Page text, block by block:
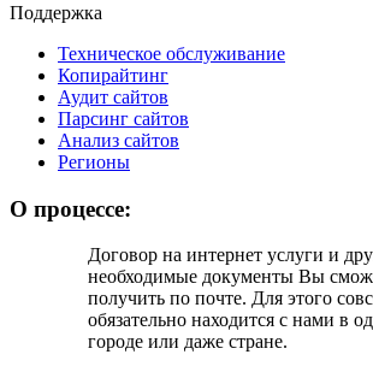
Поддержка
Техническое обслуживание
Копирайтинг
Аудит сайтов
Парсинг сайтов
Анализ сайтов
Регионы
О процессе:
Договор на интернет услуги и
необходимые документы Вы
получить по почте. Для этого
обязательно находится с нами в
городе или даже стране.